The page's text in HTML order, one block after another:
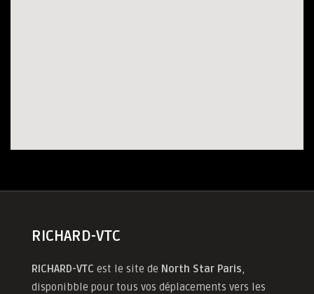
RICHARD-VTC
RICHARD-VTC est le site de North Star Paris,
disponibble pour tous vos déplacements vers les